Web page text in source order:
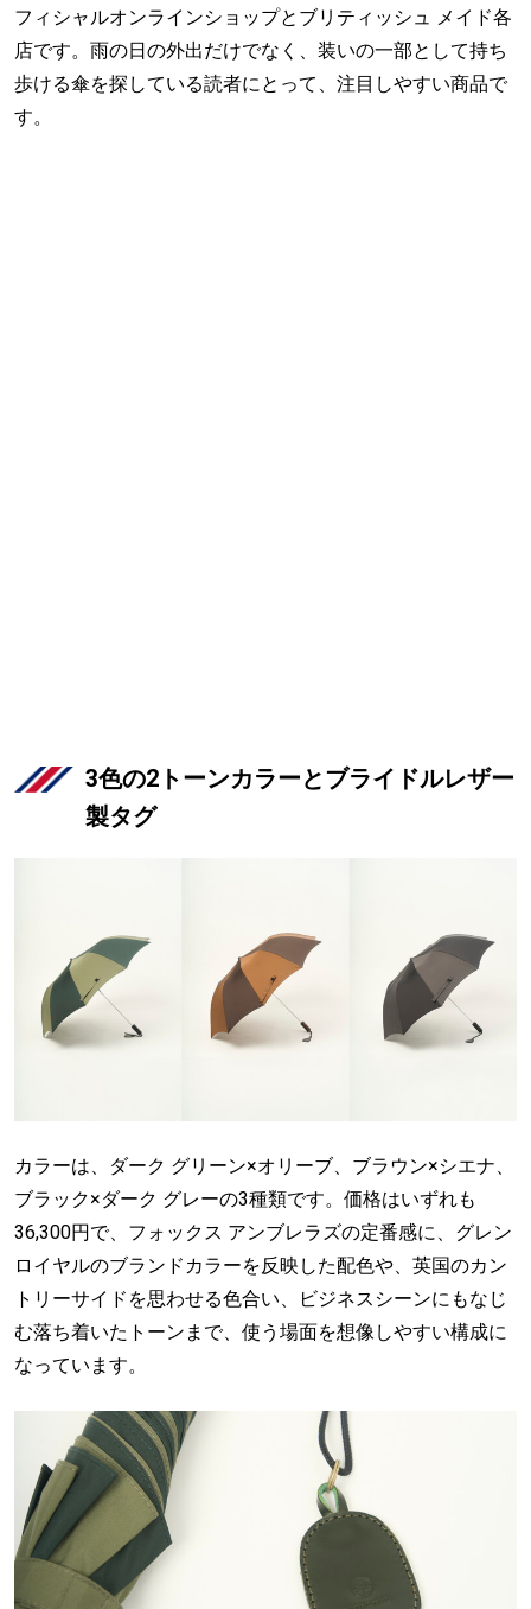
フィシャルオンラインショップとブリティッシュ メイド各
店です。雨の日の外出だけでなく、装いの一部として持ち
歩ける傘を探している読者にとって、注目しやすい商品で
す。
3色の2トーンカラーとブライドルレザー
製タグ
カラーは、ダーク グリーン×オリーブ、ブラウン×シエナ、
ブラック×ダーク グレーの3種類です。価格はいずれも
36,300円で、フォックス アンブレラズの定番感に、グレン
ロイヤルのブランドカラーを反映した配色や、英国のカン
トリーサイドを思わせる色合い、ビジネスシーンにもなじ
む落ち着いたトーンまで、使う場面を想像しやすい構成に
なっています。